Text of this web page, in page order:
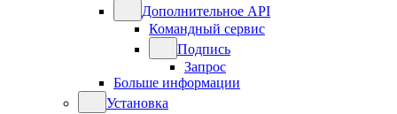
Дополнительное API
Командный сервис
Подпись
Запрос
Больше информации
Установка